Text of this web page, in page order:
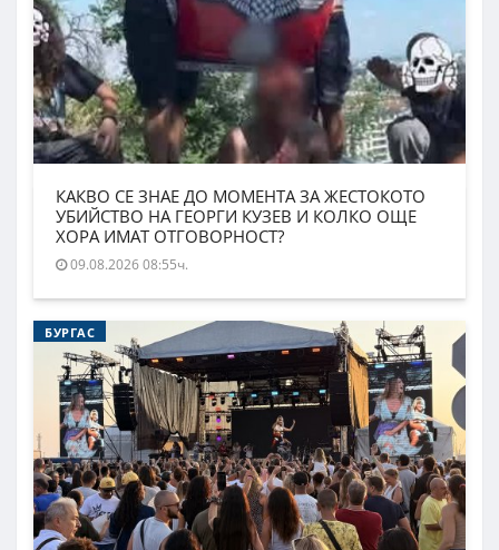
КАКВО СЕ ЗНАЕ ДО МОМЕНТА ЗА ЖЕСТОКОТО
УБИЙСТВО НА ГЕОРГИ КУЗЕВ И КОЛКО ОЩЕ
ХОРА ИМАТ ОТГОВОРНОСТ?
09.08.2026 08:55ч.
БУРГАС